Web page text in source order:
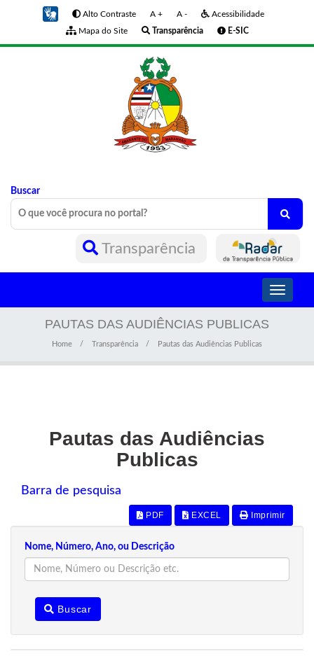
Alto Contraste A + A -
Acessibilidade
Mapa do Site
Transparência E-SIC
Buscar
Transparência
Toggle
PAUTAS DAS AUDIÊNCIAS PUBLICAS
Home Transparência Pautas das Audiências Publicas
Pautas das Audiências
Publicas
Barra de pesquisa
PDF EXCEL Imprimir
Nome, Número, Ano, ou Descrição
Buscar